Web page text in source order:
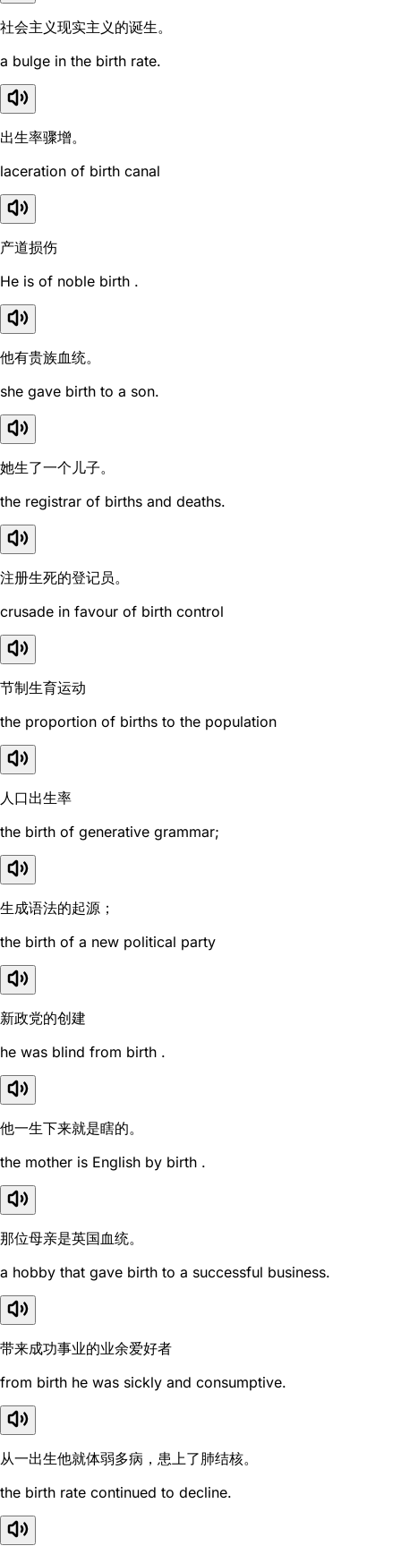
社会主义现实主义的诞生。
a bulge in the birth rate.
出生率骤增。
laceration of birth canal
产道损伤
He is of noble birth .
他有贵族血统。
she gave birth to a son.
她生了一个儿子。
the registrar of births and deaths.
注册生死的登记员。
crusade in favour of birth control
节制生育运动
the proportion of births to the population
人口出生率
the birth of generative grammar;
生成语法的起源；
the birth of a new political party
新政党的创建
he was blind from birth .
他一生下来就是瞎的。
the mother is English by birth .
那位母亲是英国血统。
a hobby that gave birth to a successful business.
带来成功事业的业余爱好者
from birth he was sickly and consumptive.
从一出生他就体弱多病，患上了肺结核。
the birth rate continued to decline.